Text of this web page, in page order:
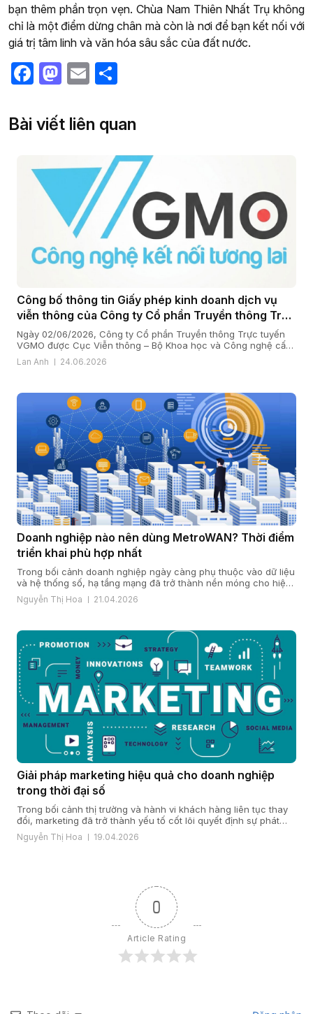
bạn thêm phần trọn vẹn. Chùa Nam Thiên Nhất Trụ không
chỉ là một điểm dừng chân mà còn là nơi để bạn kết nối với
giá trị tâm linh và văn hóa sâu sắc của đất nước.
Facebook
Mastodon
Email
Bài viết liên quan
Công bố thông tin Giấy phép kinh doanh dịch vụ
viễn thông của Công ty Cổ phần Truyền thông Trực
tuyến VGMO
Ngày 02/06/2026, Công ty Cổ phần Truyền thông Trực tuyến
VGMO được Cục Viễn thông – Bộ Khoa học và Công nghệ cấp
Giấy phép kinh doanh dịch vụ viễn thông số 180/GP-CVT. Thực
hiện quy định tại khoản 6 Điều 35 Nghị định số 163/2024/NĐ-
Lan Anh 24.06.2026
Doanh nghiệp nào nên dùng MetroWAN? Thời điểm
triển khai phù hợp nhất
Trong bối cảnh doanh nghiệp ngày càng phụ thuộc vào dữ liệu
và hệ thống số, hạ tầng mạng đã trở thành nền móng cho hiệu
quả vận hành và năng lực cạnh tranh. Khi quy mô mở rộng, chi
nhánh gia tăng và yêu cầu bảo mật, ổn định ngày càng cao,
Nguyễn Thị Hoa 21.04.2026
Giải pháp marketing hiệu quả cho doanh nghiệp
trong thời đại số
Trong bối cảnh thị trường và hành vi khách hàng liên tục thay
đổi, marketing đã trở thành yếu tố cốt lõi quyết định sự phát
triển của doanh nghiệp. Một giải pháp marketing hiệu quả nằm
ở cách doanh nghiệp hiểu khách hàng, xây dựng chiến lược
Nguyễn Thị Hoa 19.04.2026
0
Article Rating